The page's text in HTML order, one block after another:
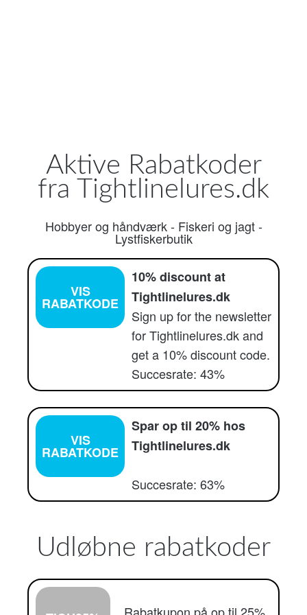
Aktive Rabatkoder
fra Tightlinelures.dk
Hobbyer og håndværk- Fiskeri og jagt-
Lystfiskerbutik
VIS
RABATKODE
10% discount at
Tightlinelures.dk
Sign up for the newsletter
for Tightlinelures.dk and
get a 10% discount code.
Succesrate: 43%
VIS
RABATKODE
Spar op til 20% hos
Tightlinelures.dk
Succesrate: 63%
Udløbne rabatkoder